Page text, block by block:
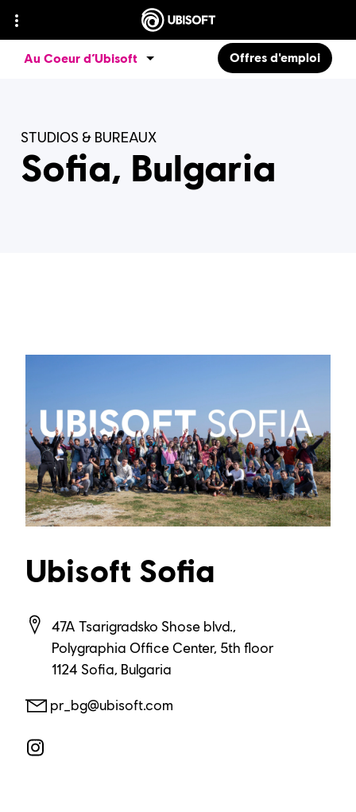
Offres d'emploi
Au Coeur d’Ubisoft
STUDIOS & BUREAUX
Sofia, Bulgaria
Ubisoft Sofia
47A Tsarigradsko Shose blvd.,
Polygraphia Office Center, 5th floor
1124 Sofia, Bulgaria
pr_bg@ubisoft.com